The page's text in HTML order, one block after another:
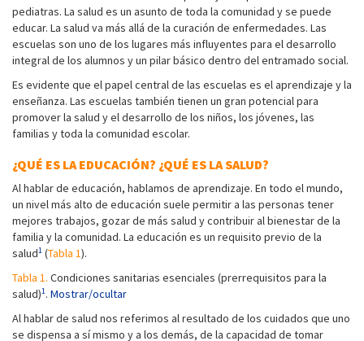
pediatras. La salud es un asunto de toda la comunidad y se puede
educar. La salud va más allá de la curación de enfermedades. Las
escuelas son uno de los lugares más influyentes para el desarrollo
integral de los alumnos y un pilar básico dentro del entramado social.
Es evidente que el papel central de las escuelas es el aprendizaje y la
enseñanza. Las escuelas también tienen un gran potencial para
promover la salud y el desarrollo de los niños, los jóvenes, las
familias y toda la comunidad escolar.
¿QUÉ ES LA EDUCACIÓN? ¿QUÉ ES LA SALUD?
Al hablar de educación, hablamos de aprendizaje. En todo el mundo,
un nivel más alto de educación suele permitir a las personas tener
mejores trabajos, gozar de más salud y contribuir al bienestar de la
familia y la comunidad. La educación es un requisito previo de la
salud1 (Tabla 1).
Tabla 1. Condiciones sanitarias esenciales (prerrequisitos para la
salud)1. Mostrar/ocultar
Al hablar de salud nos referimos al resultado de los cuidados que uno
se dispensa a sí mismo y a los demás, de la capacidad de tomar